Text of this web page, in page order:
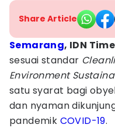
Share Article
Semarang, IDN
sesuai standar
Environment
satu syarat bagi
dan nyaman
pandemik COVID-19.